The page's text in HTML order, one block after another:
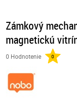
Zámkový
magnetickú
0 Hodnotenie 0